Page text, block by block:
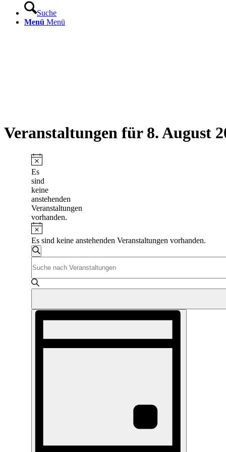
Suche
Menü Menü
Veranstaltungen für 8. August
Hinweis
Es
sind
keine
anstehenden
Veranstaltungen
vorhanden.
Hinweis
Es sind keine anstehenden Veranstaltungen vorhanden.
Veranstaltungen
Suche
und
Ansichten,
Navigation
Suche
Schlüsselwort
eingeben.
Suche
Veranstaltungen
Schlüsselwort.
Veranstaltung
Navigation